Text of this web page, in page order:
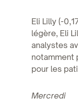
Eli Lilly (-
légère, Eli
analystes
notamment
pour les
Mercredi